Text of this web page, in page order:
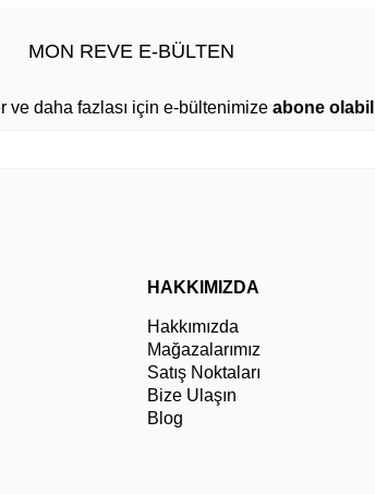
MON REVE E-BÜLTEN
ve daha fazlası için e-bültenimize abone
HAKKIMIZDA
Hakkımızda
Mağazalarımız
Satış Noktaları
Bize Ulaşın
Blog